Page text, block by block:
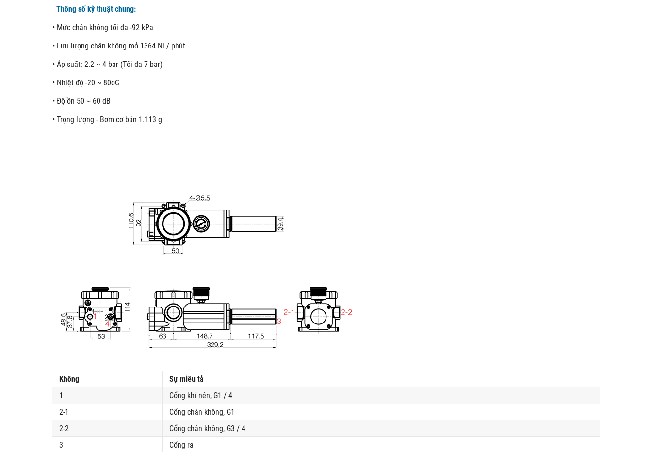
Thông số kỹ thuật chung:
• Mức chân không tối đa -92 kPa
• Lưu lượng chân không mở 1364 Nl / phút
• Áp suất: 2.2 ~ 4 bar (Tối đa 7 bar)
• Nhiệt độ -20 ~ 80oC
• Độ ồn 50 ~ 60 dB
• Trọng lượng - Bơm cơ bản 1.113 g
Không
Sự miêu tả
1
Cổng khí nén, G1 / 4
2-1
Cổng chân không, G1
2-2
Cổng chân không, G3 / 4
3
Cổng ra